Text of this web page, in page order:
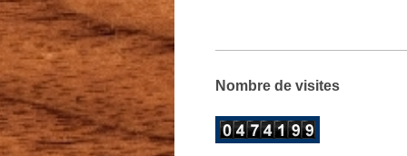
Nombre de visites